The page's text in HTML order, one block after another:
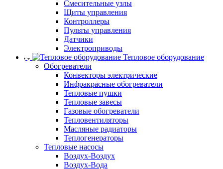
Смесительные узлы
Щиты управления
Контроллеры
Пульты управления
Датчики
Электроприводы
Тепловое оборудование
Обогреватели
Конвекторы электрические
Инфракрасные обогреватели
Тепловые пушки
Тепловые завесы
Газовые обогреватели
Тепловентиляторы
Масляные радиаторы
Теплогенераторы
Тепловые насосы
Воздух-Воздух
Воздух-Вода